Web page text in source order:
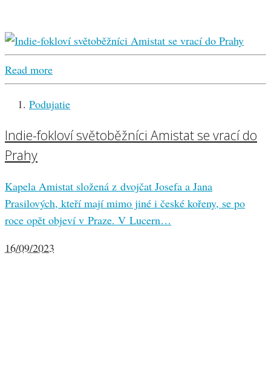
Read more
Podujatie
Indie-fokloví světoběžníci Amistat se vrací do
Prahy
Kapela Amistat složená z dvojčat Josefa a Jana
Prasilových, kteří mají mimo jiné i české kořeny, se po
roce opět objeví v Praze. V Lucern…
16/09/2023